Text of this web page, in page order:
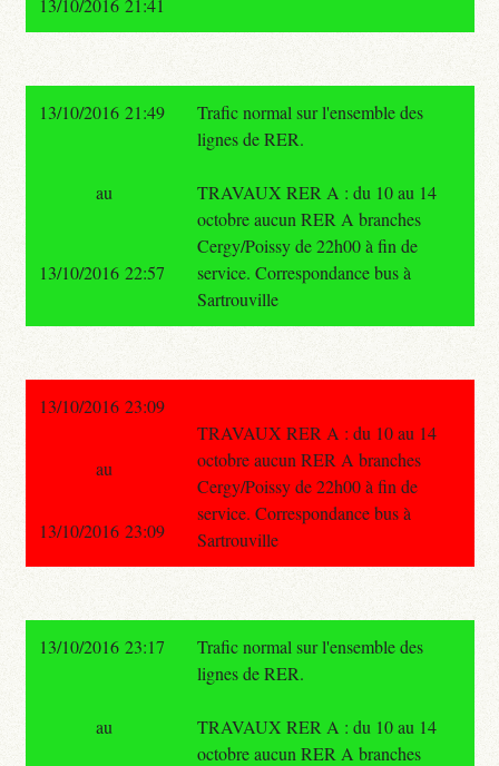
13/10/2016 21:41
13/10/2016 21:49
Trafic normal sur l'ensemble des
lignes de RER.
TRAVAUX RER A : du 10 au 14
octobre aucun RER A branches
Cergy/Poissy de 22h00 à fin de
service. Correspondance bus à
Sartrouville
au
13/10/2016 22:57
13/10/2016 23:09
TRAVAUX RER A : du 10 au 14
octobre aucun RER A branches
Cergy/Poissy de 22h00 à fin de
service. Correspondance bus à
Sartrouville
au
13/10/2016 23:09
13/10/2016 23:17
Trafic normal sur l'ensemble des
lignes de RER.
TRAVAUX RER A : du 10 au 14
octobre aucun RER A branches
au